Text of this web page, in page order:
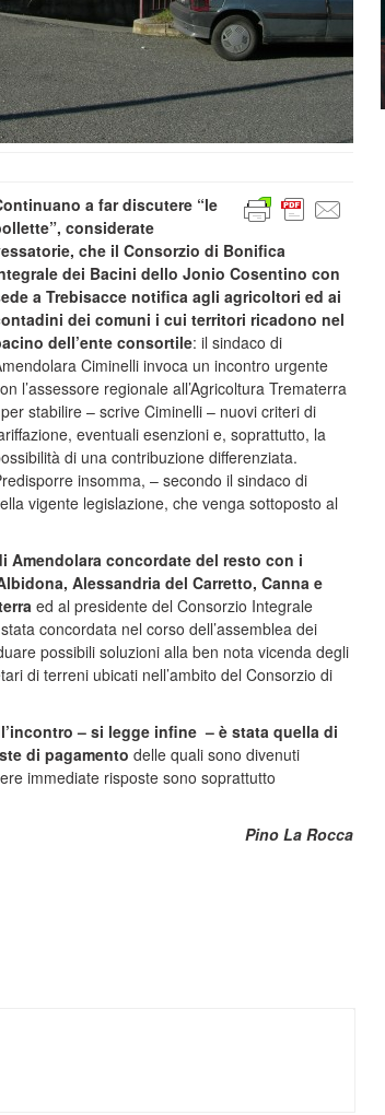
a far discutere “le
considerate
che il Consorzio di Bonifica
dei Bacini dello Jonio Cosentino con
a Trebisacce notifica agli agricoltori ed ai
dei comuni i cui territori ricadono nel
dell’ente consortile: il sindaco di
Ciminelli invoca un incontro urgente
l’assessore regionale all’Agricoltura Trematerra
stabilire – scrive Ciminelli – nuovi criteri di
eventuali esenzioni e, soprattutto, la
di una contribuzione differenziata.
insomma, – secondo il sindaco di
vigente legislazione, che venga sottoposto al
concordate del resto con i
Alessandria del Carretto, Canna e
ed al presidente del Consorzio Integrale
concordata nel corso dell’assemblea dei
possibili soluzioni alla ben nota vicenda degli
di terreni ubicati nell’ambito del Consorzio di
– si legge infine – è stata quella di
di pagamento delle quali sono divenuti
immediate risposte sono soprattutto
Pino La Rocca